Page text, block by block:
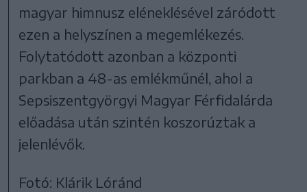
magyar himnusz eléneklésével záródott
ezen a helyszínen a megemlékezés.
Folytatódott azonban a központi
parkban a 48-as emlékműnél, ahol a
Sepsiszentgyörgyi Magyar Férfidalárda
előadása után szintén koszorúztak a
jelenlévők.
Fotó: Klárik Lóránd